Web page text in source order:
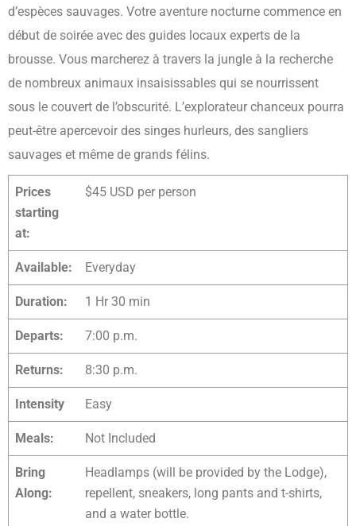
d’espèces sauvages. Votre aventure nocturne commence en
début de soirée avec des guides locaux experts de la
brousse. Vous marcherez à travers la jungle à la recherche
de nombreux animaux insaisissables qui se nourrissent
sous le couvert de l’obscurité. L’explorateur chanceux pourra
peut-être apercevoir des singes hurleurs, des sangliers
sauvages et même de grands félins.
Prices
starting
at:
$45 USD per person
Available: Everyday
Duration: 1 Hr 30 min
Departs: 7:00 p.m.
Returns: 8:30 p.m.
Intensity Easy
Meals: Not Included
Bring
Along:
Headlamps (will be provided by the Lodge),
repellent, sneakers, long pants and t-shirts,
and a water bottle.